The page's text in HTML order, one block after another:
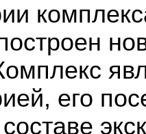
его
составе